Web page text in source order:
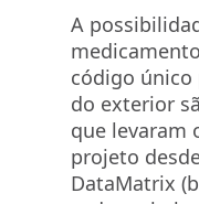
A
código único
do exterior
que levaram
projeto
DataMatrix